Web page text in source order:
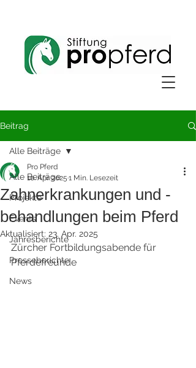
Beitrag
Alle Beiträge
Projekte
Events
Jahresberichte
Presseberichte
News
Alle Beiträge
Zahnerkrankungen und -
behandlungen beim Pferd
Pro Pferd
10. Apr. 2025 1 Min. Lesezeit
Aktualisiert: 23. Apr. 2025
Zürcher Fortbildungsabende für
Pferdefreunde